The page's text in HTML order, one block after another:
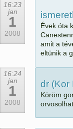
16:23
jan
1
2008
Évek óta
amit a
eltünik a
16:24
jan
1
2008
dr (Kor
Köröm